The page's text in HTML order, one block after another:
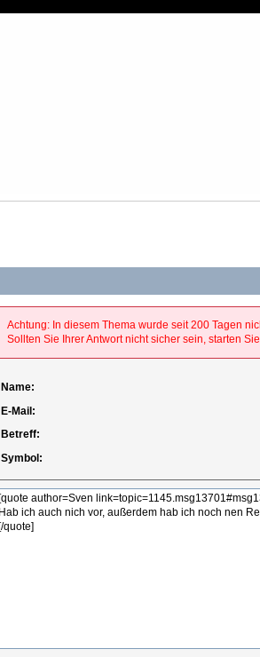
Achtung: In diesem Thema wurde seit 200 Tagen
Sollten Sie Ihrer Antwort nicht sicher sein, starten
Name:
E-Mail:
Betreff:
Symbol: